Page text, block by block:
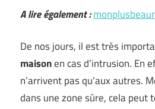
A lire également :
De nos jours, il est très
maisonen cas d’intrusion. En
n’arrivent pas qu’aux autres.
dans une zone sûre, cela peut